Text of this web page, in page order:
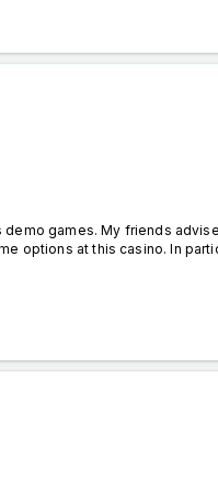
demo games. My friends
options at this casino. In